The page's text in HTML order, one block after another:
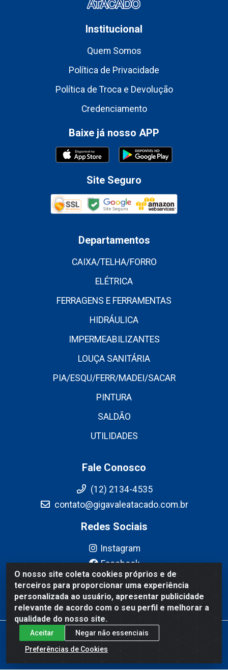
O nosso site coleta cookies próprios e de
terceiros para proporcionar uma experiência
personalizada ao usuário, apresentar publicidade
relevante de acordo com o seu perfil e melhorar a
qualidade do nosso site.
Aceitar
Negar não essenciais
Preferências de Cookies
Institucional
Quem Somos
Política de Privacidade
Política de Troca e Devolução
Credenciamento
Baixe já nosso APP
Site Seguro
Departamentos
CAIXA/TELHA/FORRO
ELÉTRICA
FERRAGENS E FERRAMENTAS
HIDRÁULICA
IMPERMEABILIZANTES
LOUÇA SANITÁRIA
PIA/ESQU/FERR/MADEI/SACAR
PINTURA
SALDÃO
UTILIDADES
Fale Conosco
(12) 2134-4535
contato@gigavaleatacado.com.br
Redes Sociais
Instagram
Facebook
YouTube
Linkedin
Gigavale Atacado - Av. Pedro Friggi, 451 - Vista Verde, São José
dos Campos/SP - CEP 12223-430 - CNPJ 08.978.600/0004-83